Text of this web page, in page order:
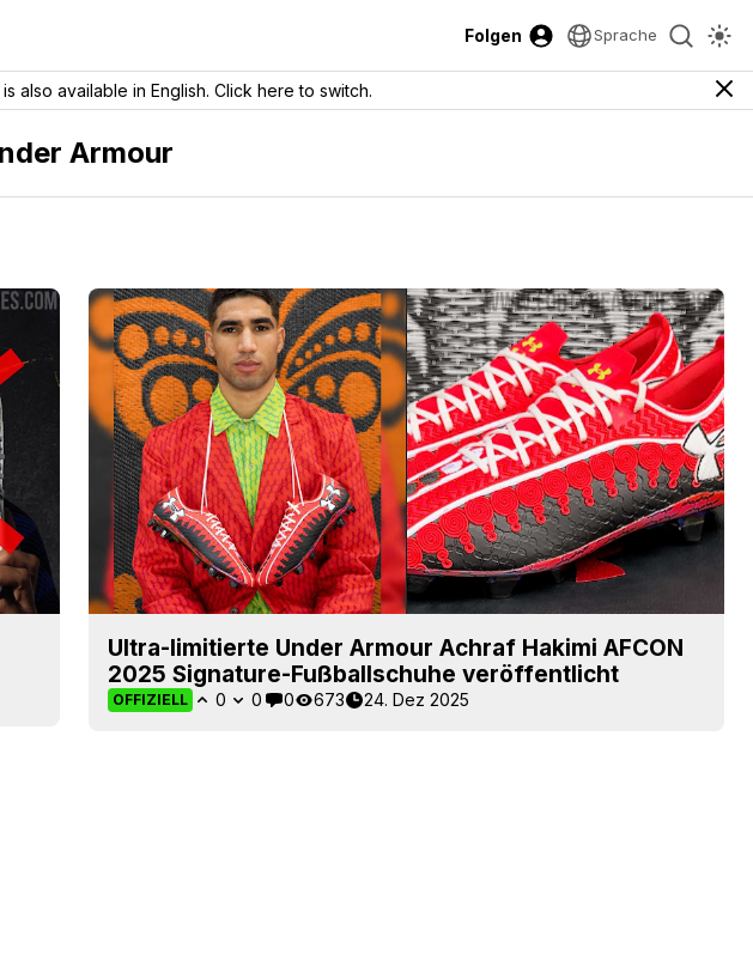
Folgen Sprache
also available in English. Click here to switch.
Armour
Ultra-limitierte Under Armour Achraf Hakimi AFCON
2025 Signature-Fußballschuhe veröffentlicht
OFFIZIELL 0 0 0 673 24. Dez 2025